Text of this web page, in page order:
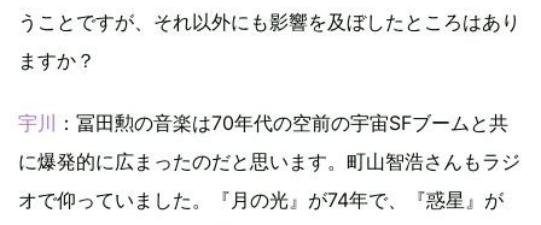
うことですが、それ以外にも影響を及ぼしたところはあり
ますか？
宇川
：冨田勲の音楽は70年代の空前の宇宙SFブームと共
に爆発的に広まったのだと思います。町山智浩さんもラジ
オで仰っていました。『月の光』が74年で、『惑星』が